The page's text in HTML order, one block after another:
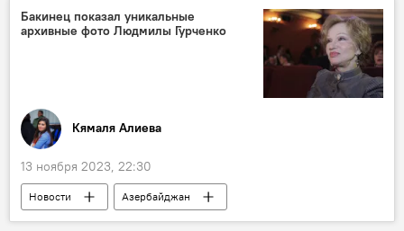
Израиль
ХАМАС
Египет
КПП
Бакинец показал уникальные
архивные фото Людмилы Гурченко
Кямаля Алиева
13 ноября 2023, 22:30
Новости
Азербайджан
фотограф, режиссер и певец Аслан Ахмадов